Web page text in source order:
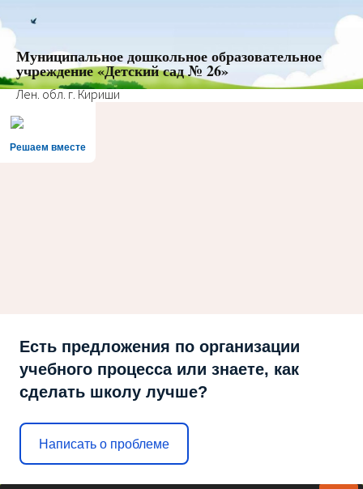
Муниципальное дошкольное образовательное
учреждение «Детский сад № 26»
Лен. обл. г. Кириши
Решаем вместе
Есть предложения по организации
учебного процесса или знаете, как
сделать школу лучше?
Написать о проблеме